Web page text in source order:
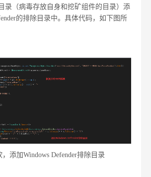
录（病毒存放自身和挖矿组件的目录）添
的排除目录中。具体代码，如下图所
添加Windows Defender排除目录